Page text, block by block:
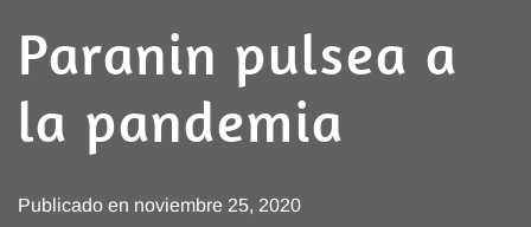
Paranin pulsea a
la pandemia
Publicado en noviembre 25, 2020